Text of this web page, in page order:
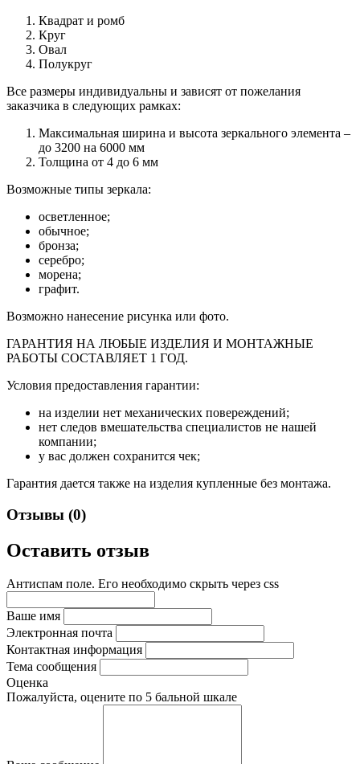
Квадрат и ромб
Круг
Овал
Полукруг
Все размеры индивидуальны и зависят от пожелания
заказчика в следующих рамках:
Максимальная ширина и высота зеркального элемента –
до 3200 на 6000 мм
Толщина от 4 до 6 мм
Возможные типы зеркала:
осветленное;
обычное;
бронза;
серебро;
морена;
графит.
Возможно нанесение рисунка или фото.
ГАРАНТИЯ НА ЛЮБЫЕ ИЗДЕЛИЯ И МОНТАЖНЫЕ
РАБОТЫ СОСТАВЛЯЕТ 1 ГОД.
Условия предоставления гарантии:
на изделии нет механических повереждений;
нет следов вмешательства специалистов не нашей
компании;
у вас должен сохранится чек;
Гарантия дается также на изделия купленные без монтажа.
Отзывы (0)
Оставить отзыв
Антиспам поле. Его необходимо скрыть через css
Ваше имя
Электронная почта
Контактная информация
Тема сообщения
Оценка
Пожалуйста, оцените по 5 бальной шкале